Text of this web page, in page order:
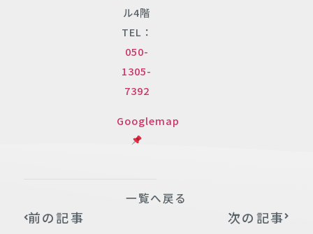
ル4階
TEL：
050-
1305-
7392
Googlemap
一覧へ戻る
前の記事 次の記事